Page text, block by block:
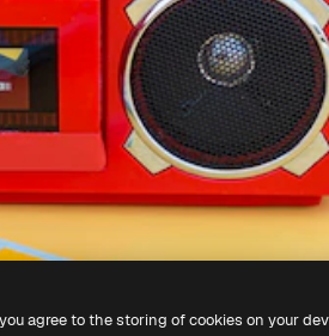
agree to the storing of cookies on your